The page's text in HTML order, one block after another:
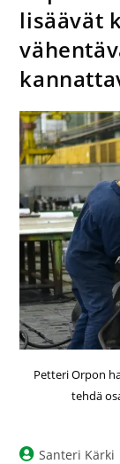
lisäävät
Petteri Orpon
tehdä
Santeri Kärki